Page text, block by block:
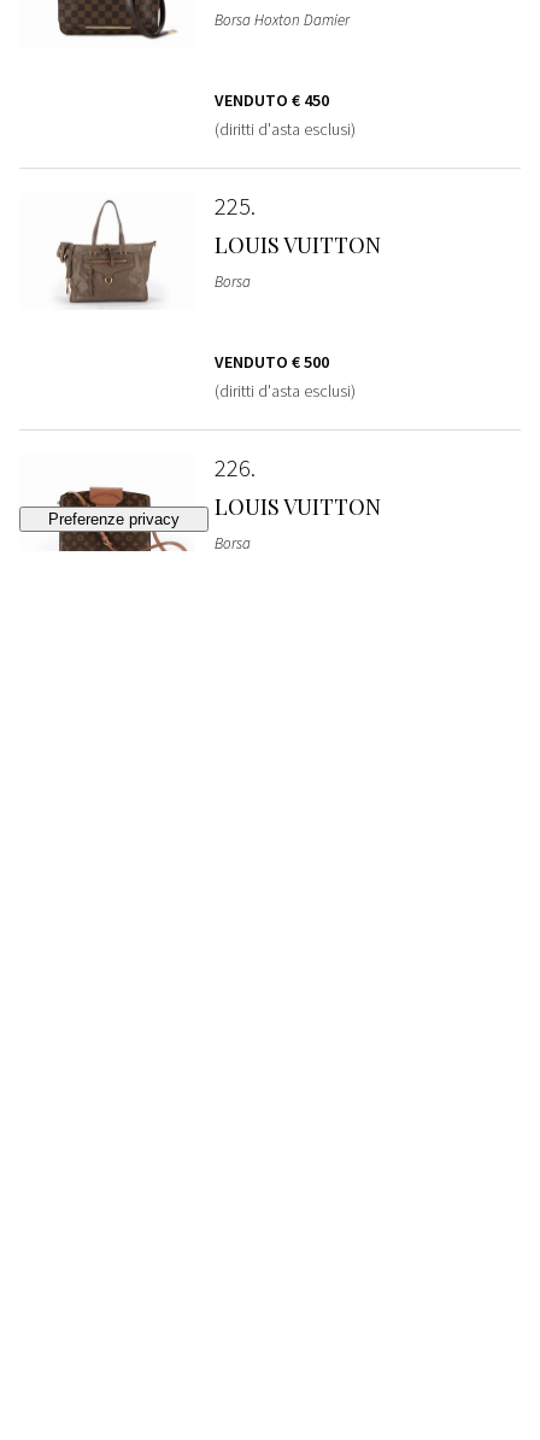
Borsa Hoxton Damier
VENDUTO € 450
(diritti d'asta esclusi)
225
LOUIS VUITTON
Borsa
VENDUTO € 500
(diritti d'asta esclusi)
226
LOUIS VUITTON
Borsa